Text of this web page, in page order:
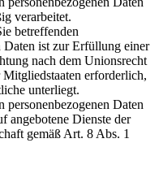
verarbeitet.
betreffenden
Daten ist zur Erfüllung einer
nach dem Unionsrecht
erforderlich,
unterliegt.
personenbezogenen Daten
angebotene Dienste der
gemäß Art. 8 Abs. 1